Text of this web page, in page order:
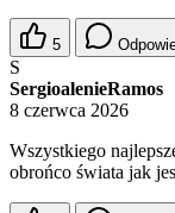
5
S
SergioalenieRamos
8 czerwca 2026
Wszystkiego
obrońco świata jak